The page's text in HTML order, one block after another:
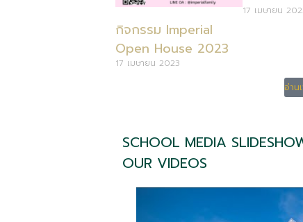
กิจกรรม Imperial
Open House 2023
17 เมษายน 2023
17 เมษายน
อ่าน
SCHOOL MEDIA
OUR VIDEOS